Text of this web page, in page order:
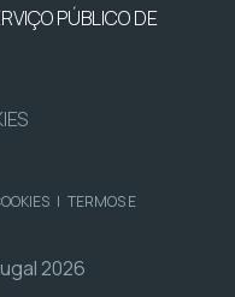
PÚBLICO DE
| TERMOS E
2026